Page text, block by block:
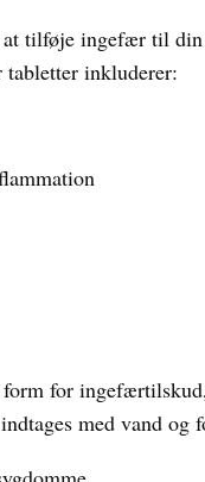
tilføje ingefær til
inkluderer:
for
med vand